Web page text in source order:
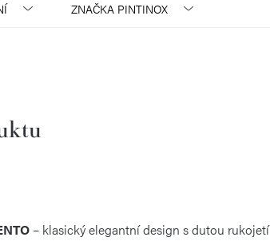
ZNAČKA PINTINOX
– klasický elegantní design s dutou rukojetí